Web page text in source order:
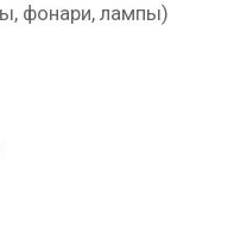
фонари, лампы)